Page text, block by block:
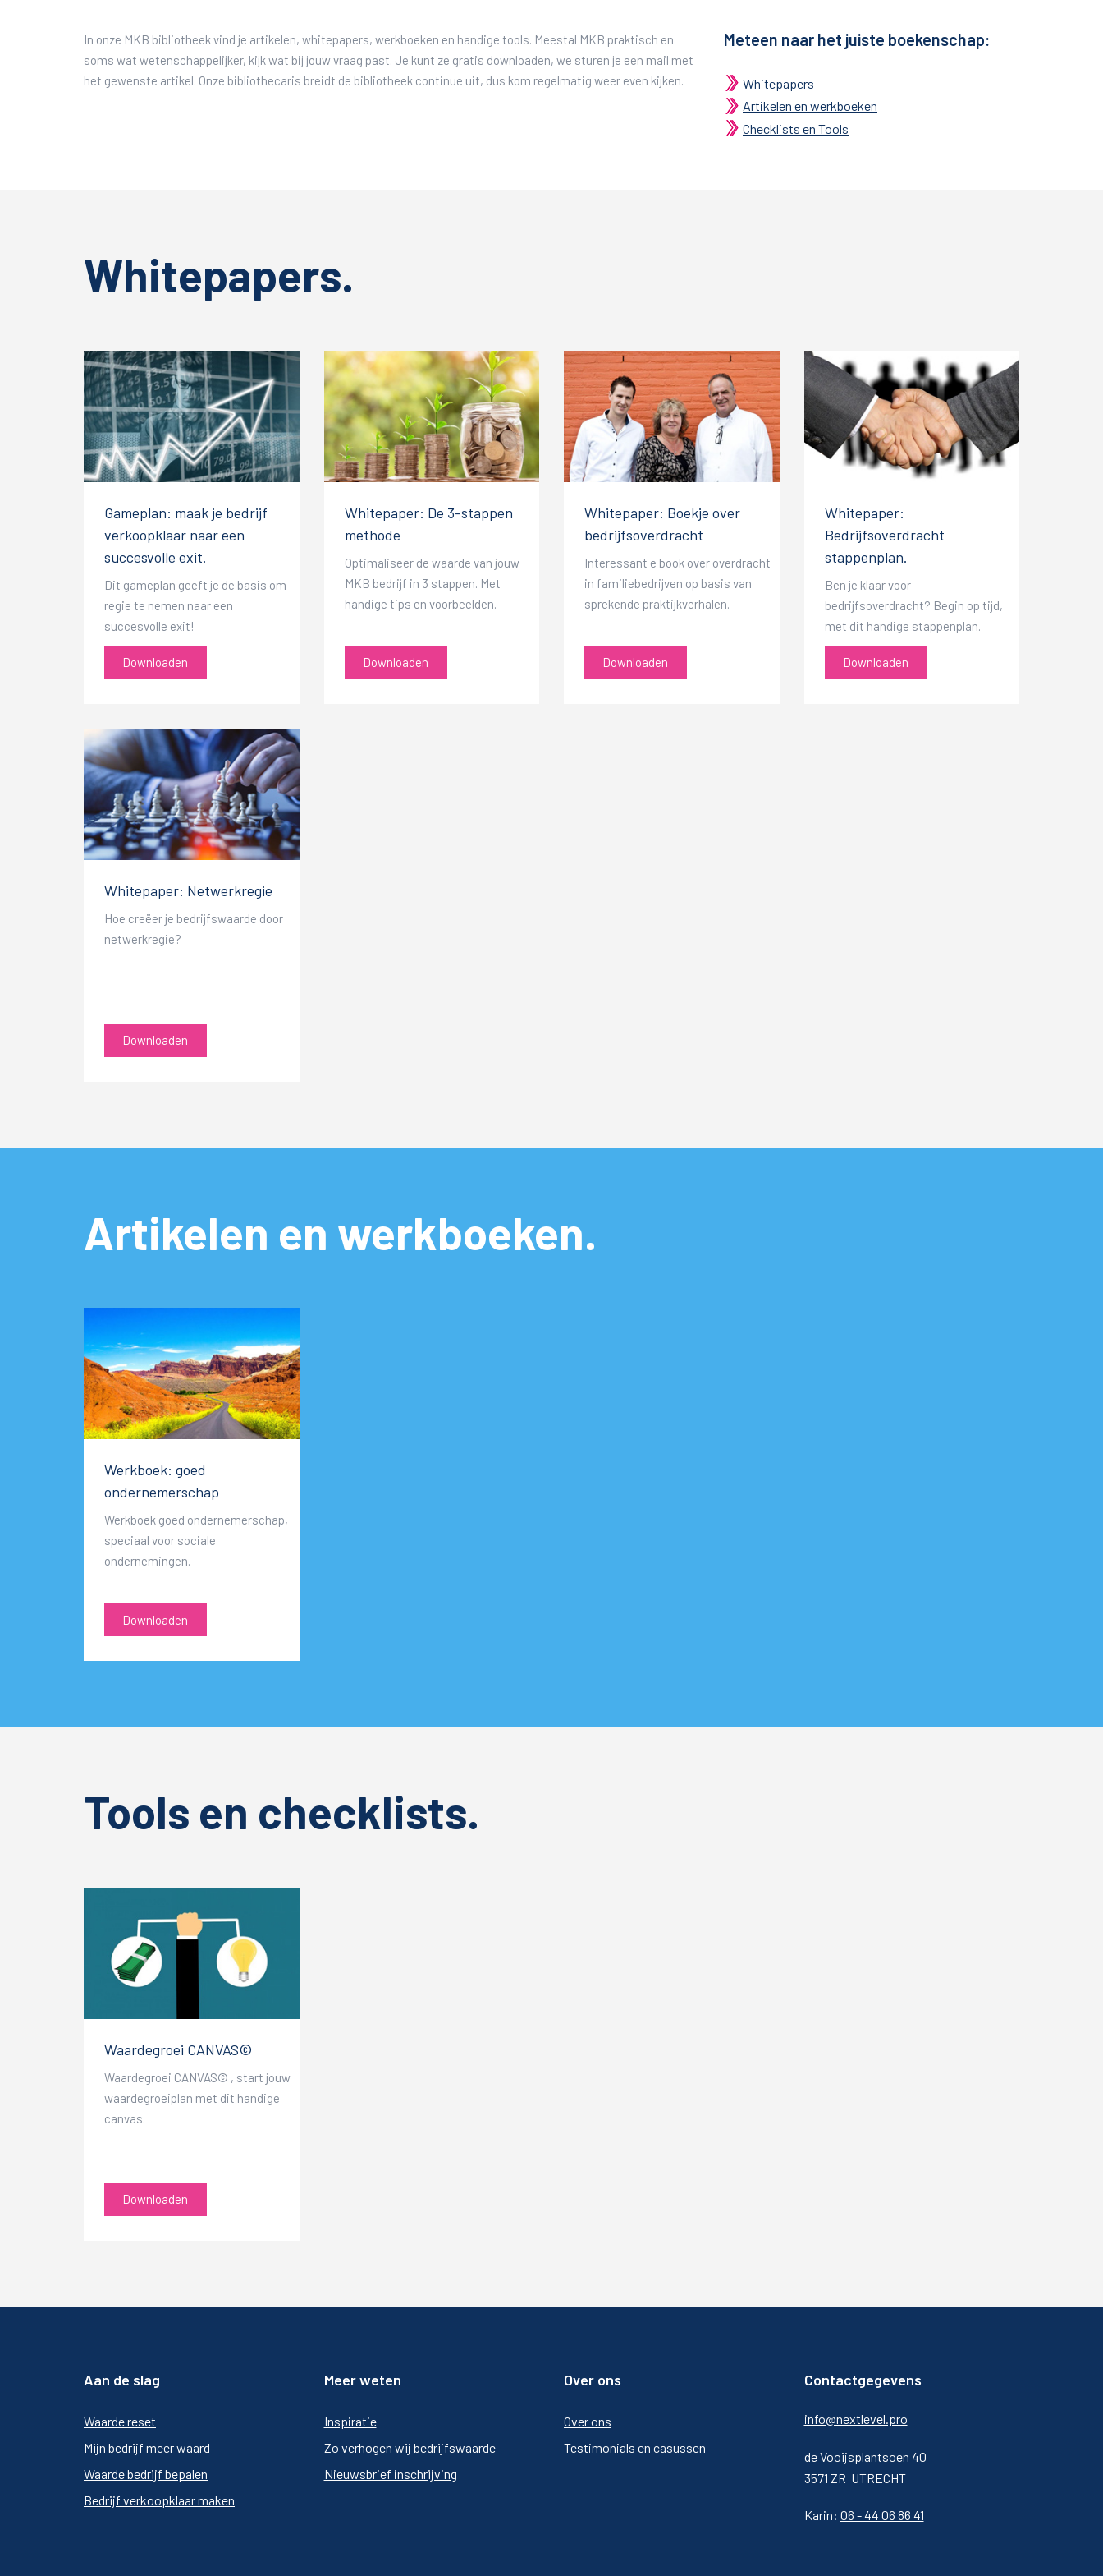
In onze MKB bibliotheek vind je artikelen, whitepapers, werkboeken en handige tools. Meestal MKB praktisch en
soms wat wetenschappelijker, kijk wat bij jouw vraag past. Je kunt ze gratis downloaden, we sturen je een mail met
het gewenste artikel. Onze bibliothecaris breidt de bibliotheek continue uit, dus kom regelmatig weer even kijken.
Meteen naar het juiste boekenschap:
Whitepapers
Artikelen en werkboeken
Checklists en Tools
Whitepapers.
Gameplan: maak je bedrijf
verkoopklaar naar een
succesvolle exit.
Dit gameplan geeft je de basis om
regie te nemen naar een
succesvolle exit!
Downloaden
Whitepaper: De 3-stappen
methode
Optimaliseer de waarde van jouw
MKB bedrijf in 3 stappen. Met
handige tips en voorbeelden.
Downloaden
Whitepaper: Boekje over
bedrijfsoverdracht
Interessant e book over overdracht
in familiebedrijven op basis van
sprekende praktijkverhalen.
Downloaden
Whitepaper:
Bedrijfsoverdracht
stappenplan.
Ben je klaar voor
bedrijfsoverdracht? Begin op tijd,
met dit handige stappenplan.
Downloaden
Whitepaper: Netwerkregie
Hoe creëer je bedrijfswaarde door
netwerkregie?
Downloaden
Artikelen en werkboeken.
Werkboek: goed
ondernemerschap
Werkboek goed ondernemerschap,
speciaal voor sociale
ondernemingen.
Downloaden
Tools en checklists.
Waardegroei CANVAS©
Waardegroei CANVAS© , start jouw
waardegroeiplan met dit handige
canvas.
Downloaden
Aan de slag
Waarde reset
Mijn bedrijf meer waard
Waarde bedrijf bepalen
Bedrijf verkoopklaar maken
Meer weten
Inspiratie
Zo verhogen wij bedrijfswaarde
Nieuwsbrief inschrijving
Over ons
Over ons
Testimonials en casussen
Contactgegevens
info@nextlevel.pro
de Vooijsplantsoen 40
3571 ZR UTRECHT
Karin: 06 - 44 06 86 41